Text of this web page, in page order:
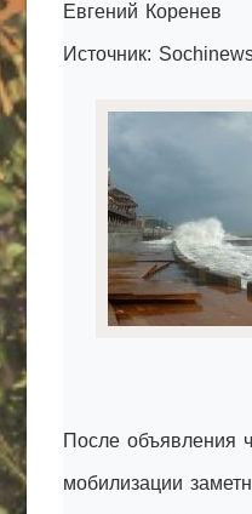
axin.ed@yandex.ru
Eltaro-Vrn.ru
Евгений Коренев
Источник:
После объявления
мобилизации